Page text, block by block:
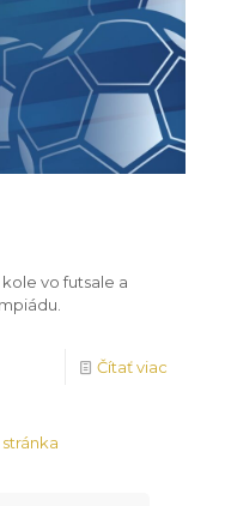
vo futsale a
Čítať viac